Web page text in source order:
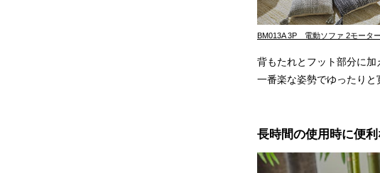
BM013A 3P 電動ソファ 2モータ
背もたれとフット部分に加
一番楽な姿勢でゆったりと
長時間の使用時に便